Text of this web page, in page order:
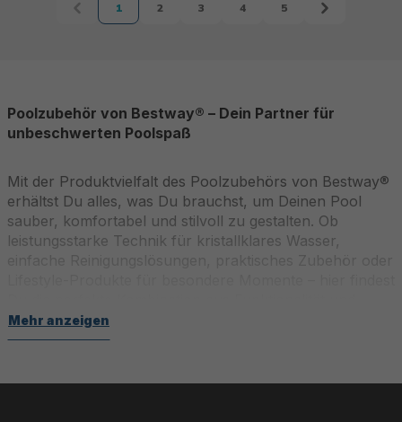
Seite
1 Seite
2 Seite
3 Seite
4 Seite
5
Poolzubehör von Bestway® – Dein Partner für
unbeschwerten Poolspaß
Mit der Produktvielfalt des Poolzubehörs von Bestway®
erhältst Du alles, was Du brauchst, um Deinen Pool
sauber, komfortabel und stilvoll zu gestalten. Ob
leistungsstarke Technik für kristallklares Wasser,
Design.
Mehr anzeigen